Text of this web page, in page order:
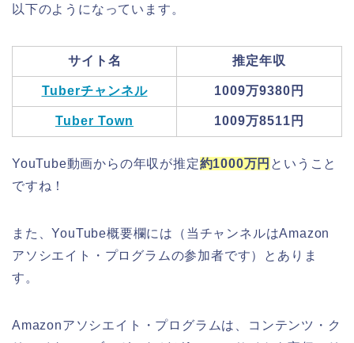
以下のようになっています。
サイト名 推定年収
Tuberチャンネル 1009万9380円
Tuber Town 1009万8511円
YouTube動画からの年収が推定約1000万円 ということ
ですね！
また、YouTube概要欄には（当チャンネルはAmazon
アソシエイト・プログラムの参加者です）とありま
す。
Amazonアソシエイト・プログラムは、コンテンツ・ク